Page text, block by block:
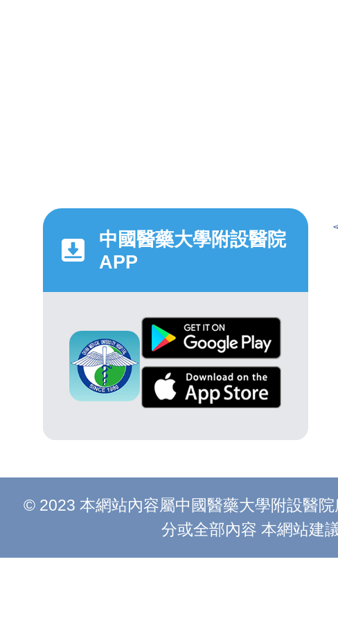
中國醫藥大學附設醫院
APP
© 2023 本網站內容屬中國醫藥大學附設醫
分或全部內容 本網站建